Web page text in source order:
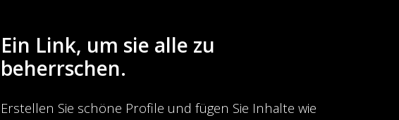
Ein Link, um sie alle zu
beherrschen.
Erstellen Sie schöne Profile und fügen Sie Inhalte wie